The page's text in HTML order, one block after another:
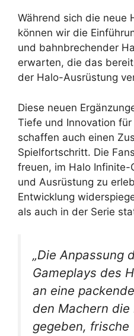
Während sich die neue
können wir die
und bahnbrechender
erwarten, die das
der Halo-Ausrüstung
Diese neuen
Tiefe und Innovation
schaffen auch einen
Spielfortschritt. Die
freuen, im Halo Infinite-
und Ausrüstung zu
Entwicklung
als auch in der Serie
„Die Anpassung
Gameplays des
an eine
den Machern
gegeben, frische